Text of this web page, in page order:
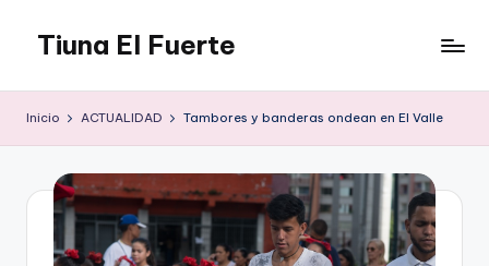
contenido
Tiuna El Fuerte
Espacio
arte
para
Caracas,
Teatro,
Inicio ACTUALIDAD Tambores y banderas ondean en El Valle